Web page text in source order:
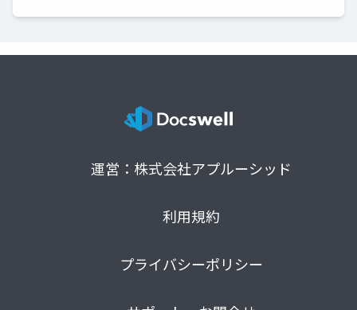
運営：株式会社アプルーシッド
利用規約
プライバシーポリシー